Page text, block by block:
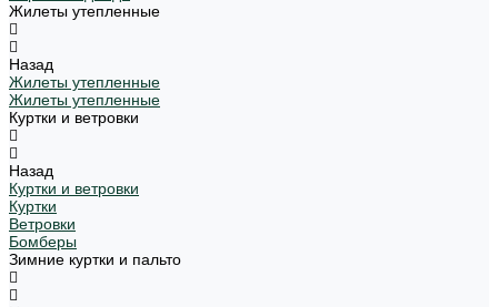
Жилеты утепленные
Назад
Жилеты утепленные
Жилеты утепленные
Куртки и ветровки
Назад
Куртки и ветровки
Куртки
Ветровки
Бомберы
Зимние куртки и пальто